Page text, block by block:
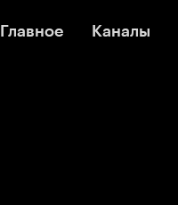
Главное Каналы
Главное Каналы